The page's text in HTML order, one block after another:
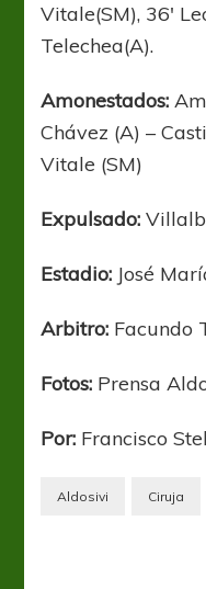
Vitale(SM), 36′
Telechea(A).
Amonestados:
Chávez (A) –
Vitale (SM)
Expulsado:
Estadio: José
Arbitro: Facundo
Fotos: Prensa
Por: Francisco
Aldosivi Ciruja